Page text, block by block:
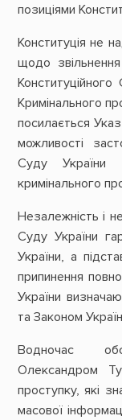
позиціями
Конституція не
щодо
Кримінального
посилається
можливості
Суду України
кримінального
Незалежність і
Суду України
України, а
припинення
України
та Законом
Водночас
Олександром
проступку, які
масової